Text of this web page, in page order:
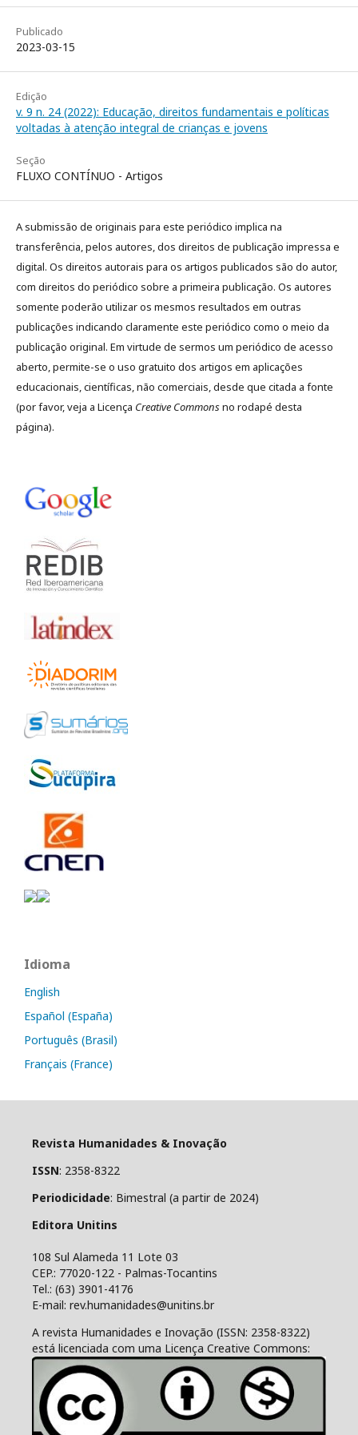
Publicado
2023-03-15
Edição
v. 9 n. 24 (2022): Educação, direitos fundamentais e políticas
voltadas à atenção integral de crianças e jovens
Seção
FLUXO CONTÍNUO - Artigos
A submissão de originais para este periódico implica na
transferência, pelos autores, dos direitos de publicação impressa e
digital. Os direitos autorais para os artigos publicados são do autor,
com direitos do periódico sobre a primeira publicação. Os autores
somente poderão utilizar os mesmos resultados em outras
publicações indicando claramente este periódico como o meio da
publicação original. Em virtude de sermos um periódico de acesso
aberto, permite-se o uso gratuito dos artigos em aplicações
educacionais, científicas, não comerciais, desde que citada a fonte
(por favor, veja a Licença Creative Commonsno rodapé desta
página).
Idioma
English
Español (España)
Português (Brasil)
Français (France)
Revista Humanidades & Inovação
ISSN: 2358-8322
Periodicidade: Bimestral (a partir de 2024)
Editora Unitins
108 Sul Alameda 11 Lote 03
CEP.: 77020-122 - Palmas-Tocantins
Tel.: (63) 3901-4176
E-mail: rev.humanidades@unitins.br
A revista Humanidades e Inovação (ISSN: 2358-8322)
está licenciada com uma Licença Creative Commons: